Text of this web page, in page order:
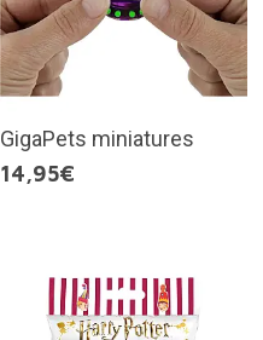
GigaPets miniatures
14,95€